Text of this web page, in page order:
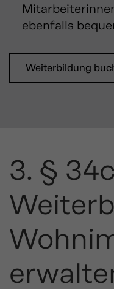
ebenfalls
Weiterbildung
3. § 34c